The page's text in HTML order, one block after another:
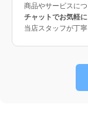
商品やサービスに
チャットでお気軽
当店スタッフが丁